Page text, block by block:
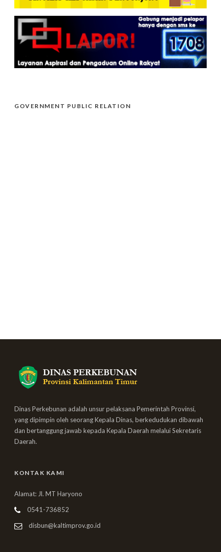
GOVERNMENT PUBLIC RELATION
Dinas Perkebunan adalah unsur pelaksana Pemerintah Provinsi,
yang dipimpin oleh seorang Kepala Dinas, berkedudukan dibawah
dan bertanggung jawab kepada Kepala Daerah melalui Sekretaris
Daerah.
KONTAK KAMI
Alamat: Jl. MT Haryono
0541-736852
disbun@kaltimprov.go.id